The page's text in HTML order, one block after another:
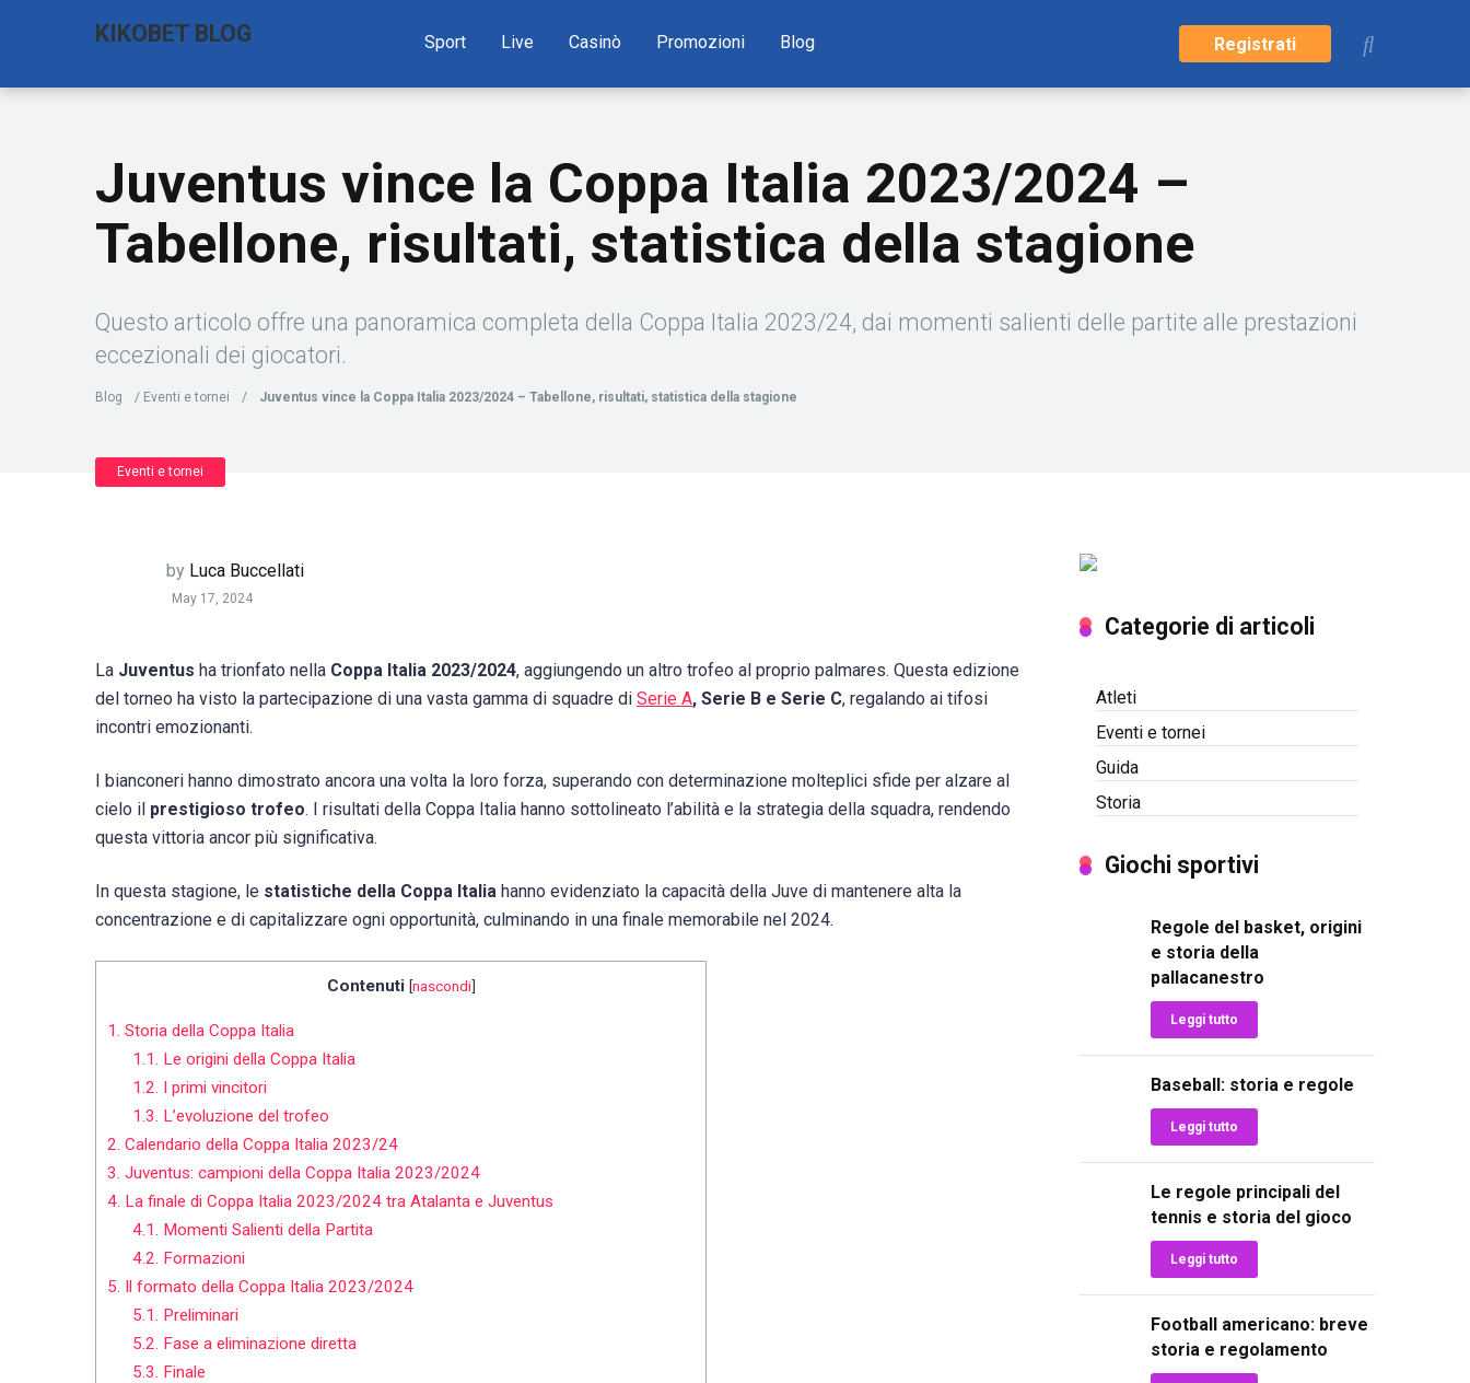
KIKOBET BLOG Sport Live Casinò Promozioni Blog Registrati
Juventus vince la Coppa Italia 2023/2024 –
Tabellone, risultati, statistica della stagione
Questo articolo offre una panoramica completa della Coppa Italia 2023/24, dai momenti salienti delle partite alle prestazioni
eccezionali dei giocatori.
Blog / Eventi e tornei / Juventus vince la Coppa Italia 2023/2024 – Tabellone, risultati, statistica della stagione
Eventi e tornei
by Luca Buccellati
May 17, 2024
La Juventus ha trionfato nella Coppa Italia 2023/2024, aggiungendo un altro trofeo al proprio palmares. Questa edizione
del torneo ha visto la partecipazione di una vasta gamma di squadre di Serie A, Serie B e Serie C, regalando ai tifosi
incontri emozionanti.
I bianconeri hanno dimostrato ancora una volta la loro forza, superando con determinazione molteplici sfide per alzare al
cielo il prestigioso trofeo. I risultati della Coppa Italia hanno sottolineato l’abilità e la strategia della squadra, rendendo
questa vittoria ancor più significativa.
In questa stagione, le statistiche della Coppa Italia hanno evidenziato la capacità della Juve di mantenere alta la
concentrazione e di capitalizzare ogni opportunità, culminando in una finale memorabile nel 2024.
Contenuti [nascondi]
1. Storia della Coppa Italia
1.1. Le origini della Coppa Italia
1.2. I primi vincitori
1.3. L’evoluzione del trofeo
2. Calendario della Coppa Italia 2023/24
3. Juventus: campioni della Coppa Italia 2023/2024
4. La finale di Coppa Italia 2023/2024 tra Atalanta e Juventus
4.1. Momenti Salienti della Partita
4.2. Formazioni
5. Il formato della Coppa Italia 2023/2024
5.1. Preliminari
5.2. Fase a eliminazione diretta
5.3. Finale
Categorie di articoli
Atleti
Eventi e tornei
Guida
Storia
Giochi sportivi
Regole del basket, origini
e storia della
pallacanestro
Leggi tutto
Baseball: storia e regole
Leggi tutto
Le regole principali del
tennis e storia del gioco
Leggi tutto
Football americano: breve
storia e regolamento